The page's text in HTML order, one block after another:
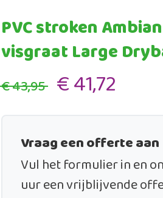
PVC stroken
visgraat Large
€ 43,95 € 41,72
Vraag een offerte aan
Vul het formulier in en
uur een vrijblijvende